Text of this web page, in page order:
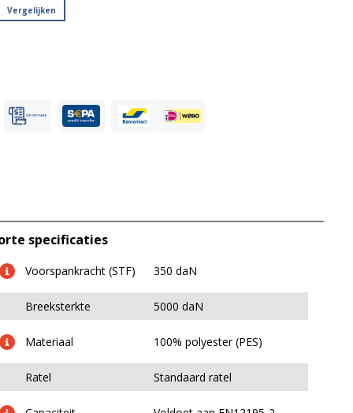
Vergelijken
specificaties
Voorspankracht (STF) 350 daN
Breeksterkte 5000 daN
Materiaal 100% polyester (PES)
Ratel Standaard ratel